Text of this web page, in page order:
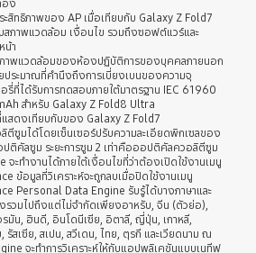
อง
สิทธิภาพของ AP เมื่อเทียบกับ Galaxy Z Fold7
สภาพแวดล้อม เงื่อนไข รวมถึงซอฟต์แวร์และ
น้า
าพแวดล้อมของห้องปฏิบัติการของบุคคลภายนอก
ประมาณที่คำนึงถึงการเบี่ยงเบนของความจุ
รี่ที่ได้รับการทดสอบภายใต้มาตรฐาน IEC 61960
สำหรับ Galaxy Z Fold8 Ultra
สดงเทียบกับของ Galaxy Z Fold7
ซูมได้โดยเซ็นเซอร์ปรับความละเอียดพิกเซลของ
ปติคัลซูม ระยะการซูม 2 เท่าคือออปติคัลควอลิตีซูม
ะทำงานได้ภายใต้เงื่อนไขที่ว่าต้องเปิดใช้งานเมนู
ข้อมูลที่วิเคราะห์จะถูกลบเมื่อปิดใช้งานเมนู
Personal Data Engine รับรู้ได้บางภาษาและ
รวมไปถึงแต่ไม่จำกัดเพียงอาหรับ, จีน (ตัวย่อ),
มัน, ฮินดี, อินโดนีเซีย, อิตาลี, ญี่ปุ่น, เกาหลี,
รัสเซีย, สเปน, สวีเดน, ไทย, ตุรกี และเวียดนาม ณ
จะทำการวิเคราะห์ให้กับแอปพลิเคชันแบบเนทีฟ